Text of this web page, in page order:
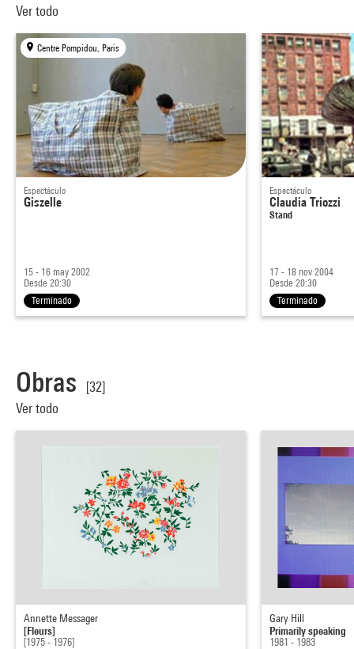
Ver todo
Centre Pompidou, Paris
Espectáculo
Giszelle
15 - 16 may 2002
Desde 20:30
Terminado
Espectáculo
Claudia Triozzi
Stand
17 - 18 nov 2004
Desde 20:30
Terminado
Obras
[32]
Ver todo
Annette Messager
[Fleurs]
[1975 - 1976]
Gary Hill
Primarily speaking
1981 - 1983